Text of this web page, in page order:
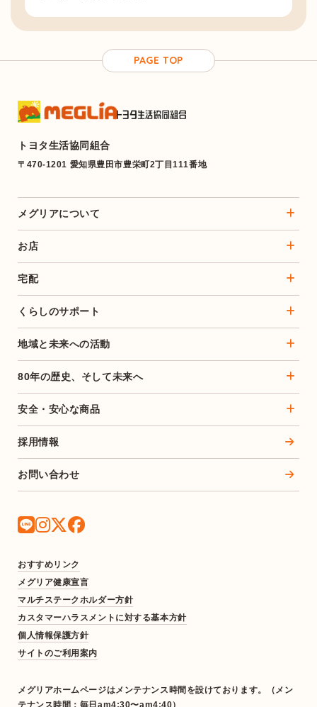
PAGE TOP
トヨタ生活協同組合
〒470-1201 愛知県豊田市豊栄町2丁目111番地
メグリアについて
お店
宅配
くらしのサポート
地域と未来への活動
80年の歴史、そして未来へ
安全・安心な商品
採用情報
お問い合わせ
おすすめリンク
メグリア健康宣言
マルチステークホルダー方針
カスタマーハラスメントに対する基本方針
個人情報保護方針
サイトのご利用案内
メグリアホームページはメンテナンス時間を設けております。（メン
テナンス時間：毎日am4:30〜am4:40）